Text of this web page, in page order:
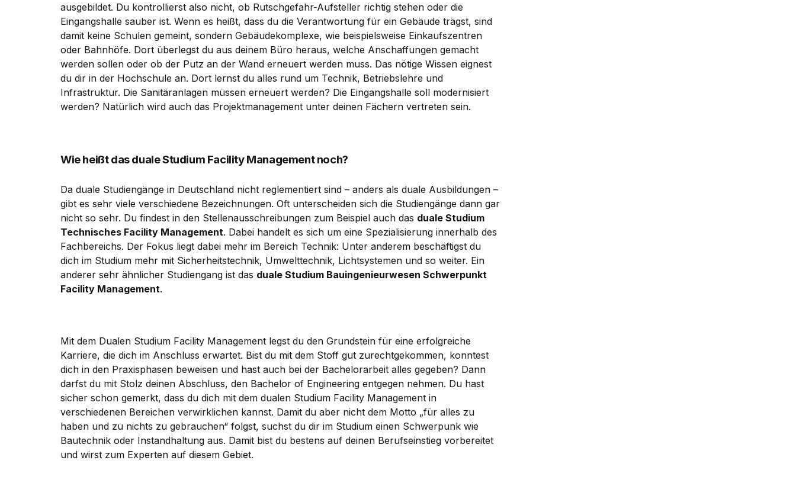
ausgebildet. Du kontrollierst also nicht, ob Rutschgefahr-Aufsteller richtig stehen oder die
Eingangshalle sauber ist. Wenn es heißt, dass du die Verantwortung für ein Gebäude trägst, sind
damit keine Schulen gemeint, sondern Gebäudekomplexe, wie beispielsweise Einkaufszentren
oder Bahnhöfe. Dort überlegst du aus deinem Büro heraus, welche Anschaffungen gemacht
werden sollen oder ob der Putz an der Wand erneuert werden muss. Das nötige Wissen eignest
du dir in der Hochschule an. Dort lernst du alles rund um Technik, Betriebslehre und
Infrastruktur. Die Sanitäranlagen müssen erneuert werden? Die Eingangshalle soll modernisiert
werden? Natürlich wird auch das Projektmanagement unter deinen Fächern vertreten sein.
Wie heißt das duale Studium Facility Management noch?
Da duale Studiengänge in Deutschland nicht reglementiert sind – anders als duale Ausbildungen –
gibt es sehr viele verschiedene Bezeichnungen. Oft unterscheiden sich die Studiengänge dann gar
nicht so sehr. Du findest in den Stellenausschreibungen zum Beispiel auch das duale Studium
Technisches Facility Management. Dabei handelt es sich um eine Spezialisierung innerhalb des
Fachbereichs. Der Fokus liegt dabei mehr im Bereich Technik: Unter anderem beschäftigst du
dich im Studium mehr mit Sicherheitstechnik, Umwelttechnik, Lichtsystemen und so weiter. Ein
anderer sehr ähnlicher Studiengang ist das duale Studium Bauingenieurwesen Schwerpunkt
Facility Management.
Mit dem Dualen Studium Facility Management legst du den Grundstein für eine erfolgreiche
Karriere, die dich im Anschluss erwartet. Bist du mit dem Stoff gut zurechtgekommen, konntest
dich in den Praxisphasen beweisen und hast auch bei der Bachelorarbeit alles gegeben? Dann
darfst du mit Stolz deinen Abschluss, den Bachelor of Engineering entgegen nehmen. Du hast
sicher schon gemerkt, dass du dich mit dem dualen Studium Facility Management in
verschiedenen Bereichen verwirklichen kannst. Damit du aber nicht dem Motto „für alles zu
haben und zu nichts zu gebrauchen“ folgst, suchst du dir im Studium einen Schwerpunk wie
Bautechnik oder Instandhaltung aus. Damit bist du bestens auf deinen Berufseinstieg vorbereitet
und wirst zum Experten auf diesem Gebiet.